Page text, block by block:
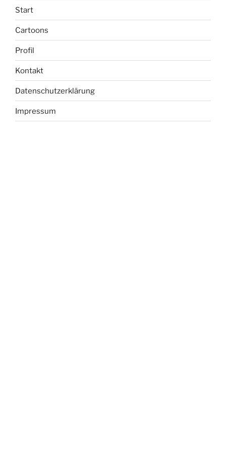
Start
Cartoons
Profil
Kontakt
Datenschutzerklärung
Impressum